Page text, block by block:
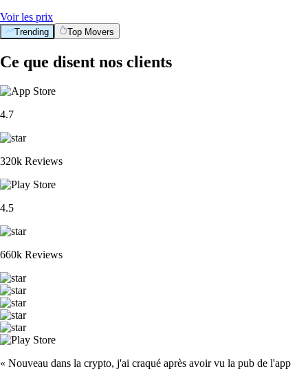
Voir les prix
Trending Top Movers
Ce que disent nos clients
4.7
320k Reviews
4.5
660k Reviews
« Nouveau dans la crypto, j'ai craqué après avoir vu la pub de l'app